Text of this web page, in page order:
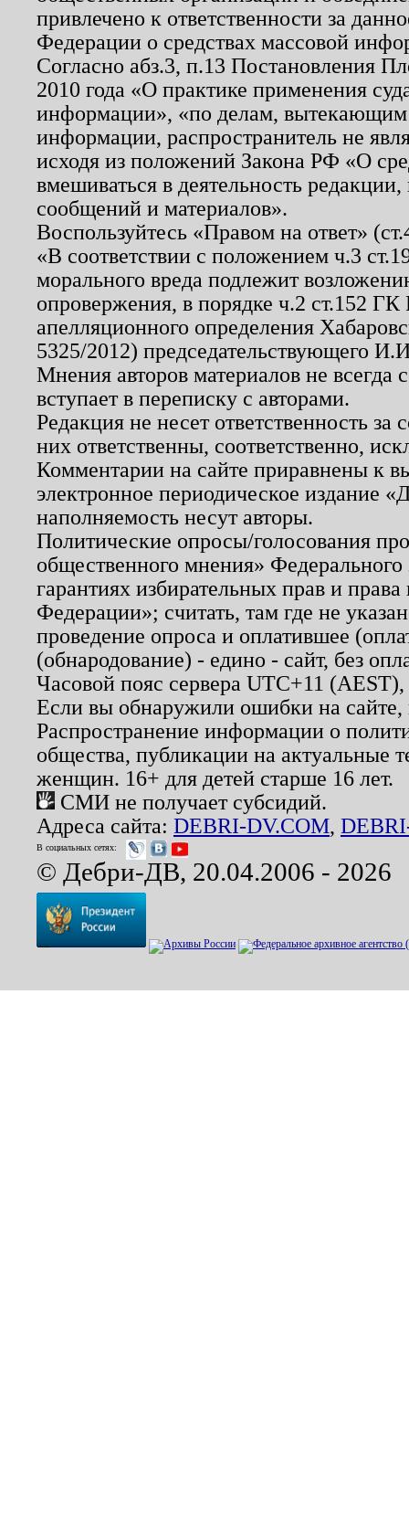
привлечено к ответственности за
Федерации о средствах массовой
Согласно абз.3, п.13 Постановления
2010 года «О практике применения
информации», «по делам, вытекающим
информации, распространитель не
исходя из положений Закона РФ «О
вмешиваться в деятельность
сообщений и материалов».
Воспользуйтесь «Правом на ответ»
«В соответствии с положением ч.3
морального вреда подлежит
опровержения, в порядке ч.2 ст.152
апелляционного определения
5325/2012) председательствующего
Мнения авторов материалов не
вступает в переписку с авторами.
Редакция не несет ответственность
них ответственны, соответственно,
Комментарии на сайте приравнены к
электронное периодическое издание
наполняемость несут авторы.
Политические опросы/голосования
общественного мнения»
гарантиях избирательных прав и
Федерации»; считать, там где не
проведение опроса и оплатившее
(обнародование) - едино - сайт, без
Часовой пояс сервера UTC+11
Если вы обнаружили ошибки на
Распространение информации о
общества, публикации на актуальные
женщин. 16+ для детей старше 16 лет.
СМИ не получает субсидий.
Адреса сайта: DEBRI-DV.COM,
В социальных сетях:
© Дебри-ДВ, 20.04.2006 - 2026